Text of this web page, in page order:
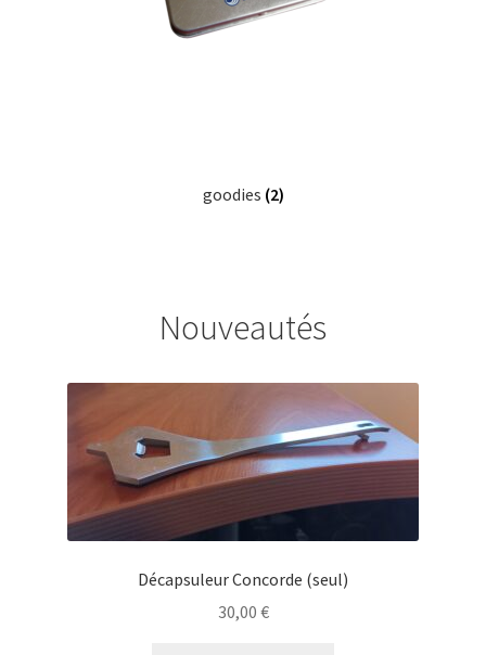
goodies (2)
Nouveautés
Décapsuleur Concorde (seul)
30,00 €